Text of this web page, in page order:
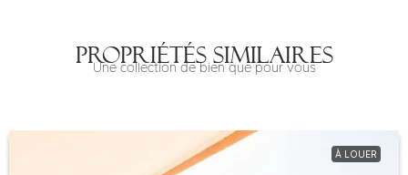
Propriétés similaires
Une collection de bien que pour vous
À LOUER